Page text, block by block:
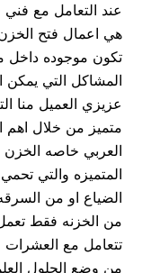
عند التعامل مع فني
هي اعمال فتح
تكون موجوده داخل
المشاكل التي
عزيزي العميل منا
متميز من خلال اهم
العربي خاصه الخزن
المتميزه والتي
الضياع او من
من الخزنه فقط
تتعامل مع العشرات
من وضع الحلول